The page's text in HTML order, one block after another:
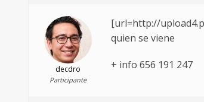
decdro
Participante
[url=http://
quien se viene
+ info 656 191 247